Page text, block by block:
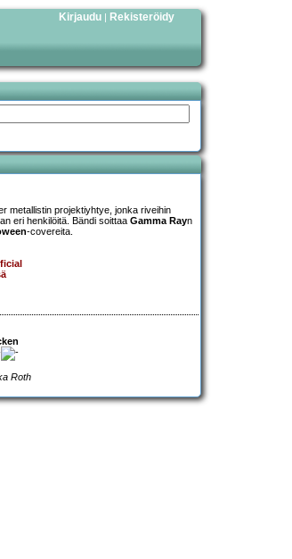
Kirjaudu | Rekisteröidy
metallistin projektiyhtye, jonka riveihin
eri henkilöitä. Bändi soittaa Gamma Rayn
-covereita.
Roth